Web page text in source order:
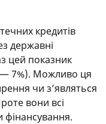
кредитів
державні
цей показник
— 7%). Можливо ця
чи з’являться
вони всі